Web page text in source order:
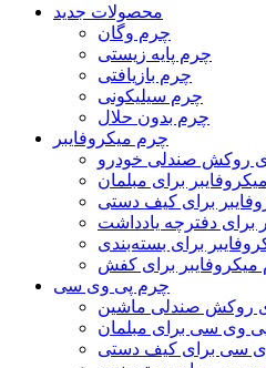
محصولات جدید
چرم وگان
چرم پایه زیستی
چرم بازیافتی
چرم سیلیکونی
چرم بدون حلال
چرم میکروفایبر
روکش صندلی خودرو
برای مبلمان
برای کیف دستی
برای دفترچه یادداشت
برای بسته‌بندی
میکروفایبر برای کفش
چرم پی وی سی
روکش صندلی ماشین
وی سی برای مبلمان
سی برای کیف دستی